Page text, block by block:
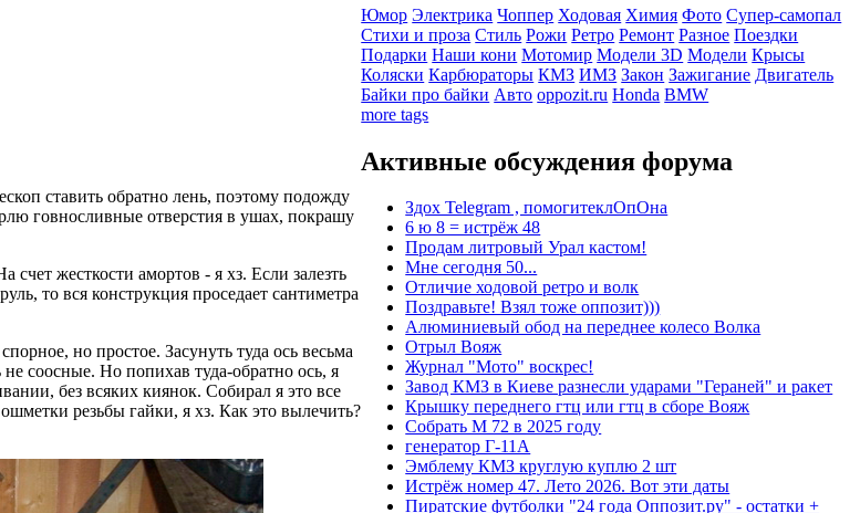
ставить обратно лень, поэтому подожду
говносливные отверстия в ушах, покрашу
счет жесткости амортов - я хз. Если залезть
то вся конструкция проседает сантиметра
но простое. Засунуть туда ось весьма
соосные. Но попихав туда-обратно ось, я
без всяких киянок. Собирал я это все
резьбы гайки, я хз. Как это вылечить?
Юмор Электрика Чоппер Ходовая Химия Фото Супер-самопал
Стихи и проза Стиль Рожи Ретро Ремонт Разное Поездки
Подарки Наши кони Мотомир Модели 3D Модели Крысы
Коляски Карбюраторы КМЗ ИМЗ Закон Зажигание Двигатель
Байки про байки Авто oppozit.ru Honda BMW
more tags
Активные обсуждения форума
Здох Telegram , помогитеклОпОна
6 ю 8 = истрёж 48
Продам литровый Урал кастом!
Мне сегодня 50...
Отличие ходовой ретро и волк
Поздравьте! Взял тоже оппозит)))
Алюминиевый обод на переднее колесо Волка
Отрыл Вояж
Журнал "Мото" воскрес!
Завод КМЗ в Киеве разнесли ударами "Гераней" и ракет
Крышку переднего гтц или гтц в сборе Вояж
Собрать М 72 в 2025 году
генератор Г-11А
Эмблему КМЗ круглую куплю 2 шт
Истрёж номер 47. Лето 2026. Вот эти даты
Пиратские футболки "24 года Оппозит.ру" - остатки +